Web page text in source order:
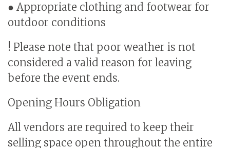
● Appropriate clothing and footwear for
outdoor conditions
! Please note that poor weather is not
considered a valid reason for leaving
before the event ends.
Opening Hours Obligation
All vendors are required to keep their
selling space open throughout the entire